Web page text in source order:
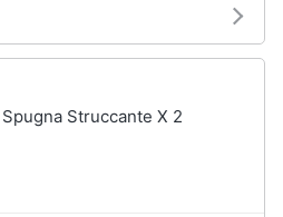
Struccante X 2